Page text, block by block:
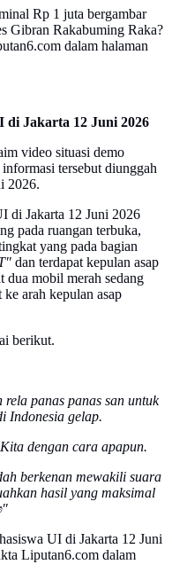
Rp 1 juta bergambar
Gibran Rakabuming Raka?
dalam halaman
di Jakarta 12 Juni 2026
video situasi demo
tersebut diunggah
2026.
di Jakarta 12 Juni 2026
pada ruangan terbuka,
yang pada bagian
dan terdapat kepulan asap
dua mobil merah sedang
arah kepulan asap
berikut.
panas panas san untuk
Indonesia gelap.
dengan cara apapun.
berkenan mewakili suara
hasil yang maksimal
UI di Jakarta 12 Juni
Liputan6.com dalam